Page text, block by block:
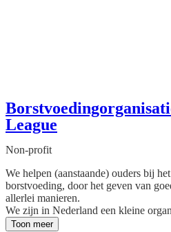
League
Non-profit
We helpen (aanstaande) ouders bij
borstvoeding, door het geven van
allerlei manieren.
We zijn in Nederland een kleine
Toon meer